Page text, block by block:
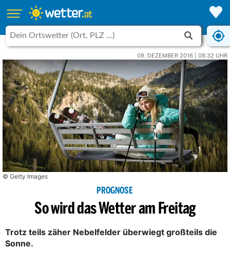
09. DEZEMBER 2016 | 08:32 UHR
© Getty Images
PROGNOSE
So wird das Wetter am Freitag
Trotz teils zäher Nebelfelder überwiegt großteils die
Sonne.